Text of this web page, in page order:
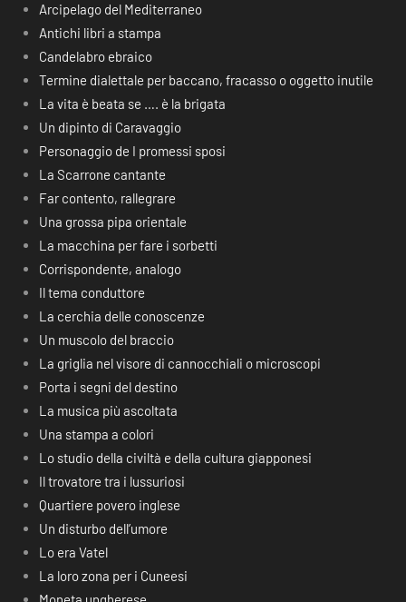
Arcipelago del Mediterraneo
Antichi libri a stampa
Candelabro ebraico
Termine dialettale per baccano, fracasso o oggetto inutile
La vita è beata se …. è la brigata
Un dipinto di Caravaggio
Personaggio de I promessi sposi
La Scarrone cantante
Far contento, rallegrare
Una grossa pipa orientale
La macchina per fare i sorbetti
Corrispondente, analogo
Il tema conduttore
La cerchia delle conoscenze
Un muscolo del braccio
La griglia nel visore di cannocchiali o microscopi
Porta i segni del destino
La musica più ascoltata
Una stampa a colori
Lo studio della civiltà e della cultura giapponesi
Il trovatore tra i lussuriosi
Quartiere povero inglese
Un disturbo dell’umore
Lo era Vatel
La loro zona per i Cuneesi